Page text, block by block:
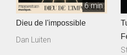
6 min
Dieu de l'impossible
Dan Luiten